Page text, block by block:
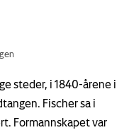
steder, i 1840-årene i
Fischer sa i
Formannskapet var